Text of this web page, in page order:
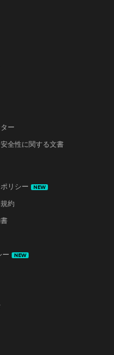
ー
全性に関する文書
リシー NEW
約
ー
NEW